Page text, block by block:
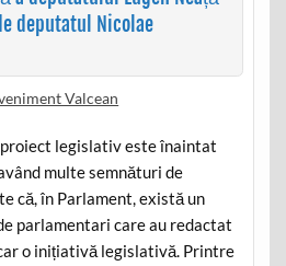
deputatul Nicolae
Valcean
legislativ este înaintat
multe semnături de
că, în Parlament, există un
parlamentari care au redactat
o inițiativă legislativă. Printre